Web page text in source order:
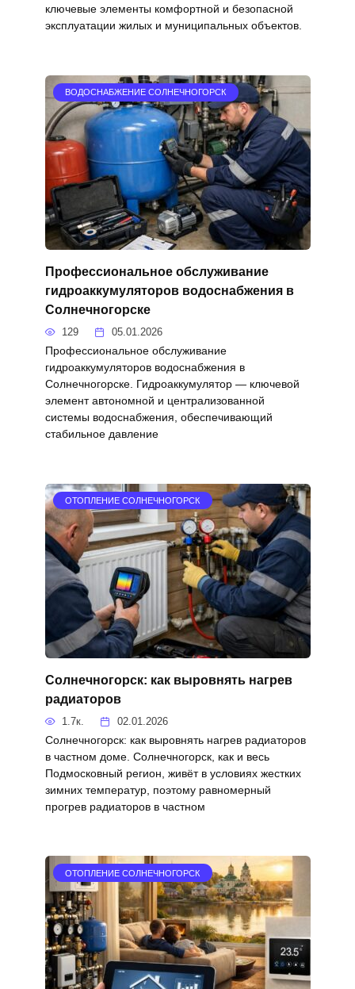
ключевые элементы комфортной и безопасной
эксплуатации жилых и муниципальных объектов.
ВОДОСНАБЖЕНИЕ СОЛНЕЧНОГОРСК
Профессиональное обслуживание
гидроаккумуляторов водоснабжения в
Солнечногорске
129 05.01.2026
Профессиональное обслуживание
гидроаккумуляторов водоснабжения в
Солнечногорске. Гидроаккумулятор — ключевой
элемент автономной и централизованной
системы водоснабжения, обеспечивающий
стабильное давление
ОТОПЛЕНИЕ СОЛНЕЧНОГОРСК
Солнечногорск: как выровнять нагрев
радиаторов
1.7к. 02.01.2026
Солнечногорск: как выровнять нагрев радиаторов
в частном доме. Солнечногорск, как и весь
Подмосковный регион, живёт в условиях жестких
зимних температур, поэтому равномерный
прогрев радиаторов в частном
ОТОПЛЕНИЕ СОЛНЕЧНОГОРСК